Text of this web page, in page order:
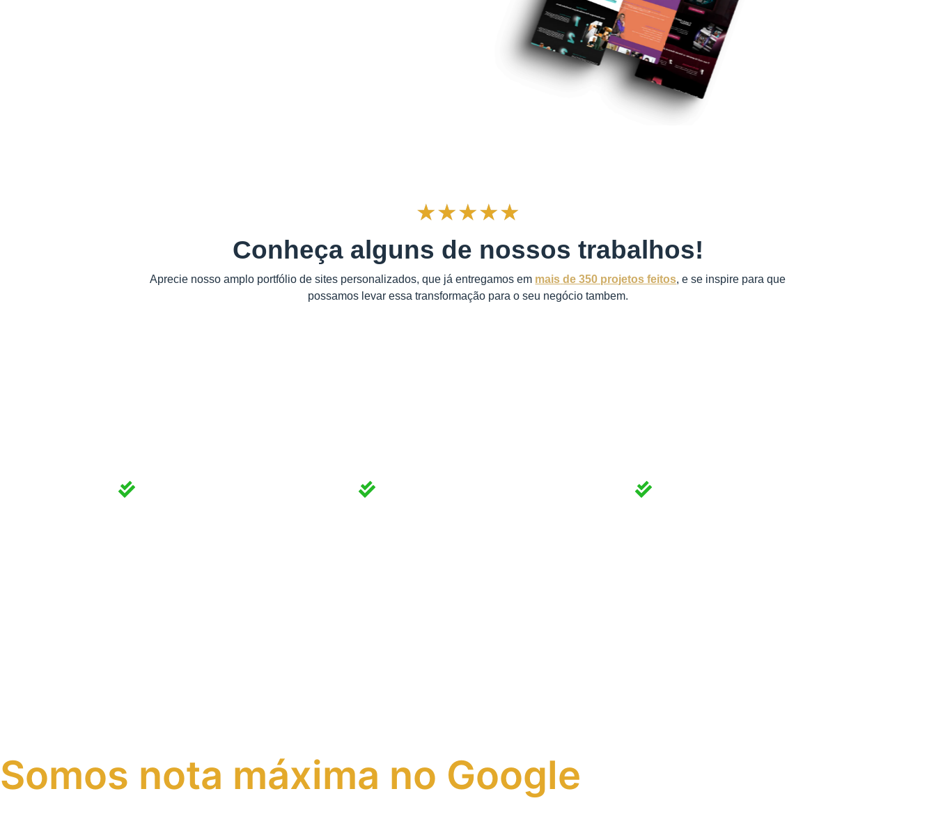
★★★★★
Conheça alguns de nossos trabalhos!
Aprecie nosso amplo portfólio de sites personalizados, que já entregamos em mais de 350 projetos feitos, e se inspire para que
possamos levar essa transformação para o seu negócio tambem.
Somos nota máxima no Google